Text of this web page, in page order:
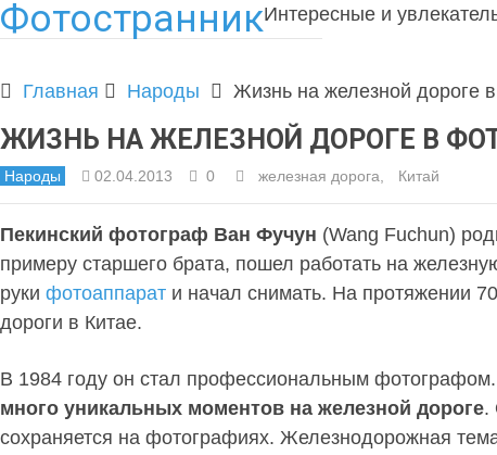
ФотостранникИнтересные и
Главная Народы Жизнь на железной дороге
ЖИЗНЬ НА ЖЕЛЕЗНОЙ ДОРОГЕ В
Народы 02.04.2013 0 железная дорога Китай
Пекинский фотограф Ван Фучун (Wang Fuchun)
примеру старшего брата, пошел работать на
руки фотоаппарат и начал снимать. На протяжении
дороги в Китае.
В 1984 году он стал профессиональным
много уникальных моментов на железной дороге.
сохраняется на фотографиях. Железнодорожная